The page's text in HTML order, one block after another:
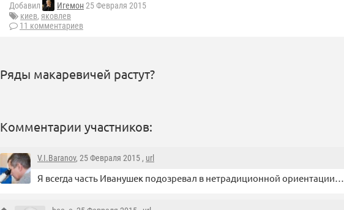
Добавил Игемон 25 Февраля 2015
киев, яковлев
11 комментариев
Ряды макаревичей растут?
Комментарии участников:
V.I.Baranov, 25 Февраля 2015 , url
Я всегда часть Иванушек подозревал в нетрадиционной ориентации…